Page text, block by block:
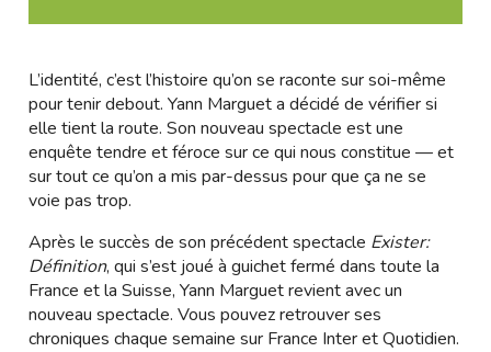
L’identité, c’est l’histoire qu’on se raconte sur soi-même
pour tenir debout. Yann Marguet a décidé de vérifier si
elle tient la route. Son nouveau spectacle est une
enquête tendre et féroce sur ce qui nous constitue — et
sur tout ce qu’on a mis par-dessus pour que ça ne se
voie pas trop.
Après le succès de son précédent spectacle Exister:
Définition, qui s’est joué à guichet fermé dans toute la
France et la Suisse, Yann Marguet revient avec un
nouveau spectacle. Vous pouvez retrouver ses
chroniques chaque semaine sur France Inter et Quotidien.